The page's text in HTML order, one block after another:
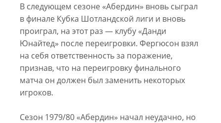
В следующем сезоне «Абердин» вновь сыграл
в финале Кубка Шотландской лиги и вновь
проиграл, на этот раз — клубу «Данди
Юнайтед» после переигровки. Фергюсон взял
на себя ответственность за поражение,
признав, что на переигровку финального
матча он должен был заменить некоторых
игроков.
Сезон 1979/80 «Абердин» начал неудачно, но